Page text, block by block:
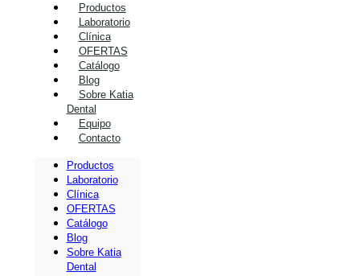
Productos
Laboratorio
Clínica
OFERTAS
Catálogo
Blog
Sobre Katia
Dental
Equipo
Contacto
Productos
Laboratorio
Clínica
OFERTAS
Catálogo
Blog
Sobre Katia
Dental